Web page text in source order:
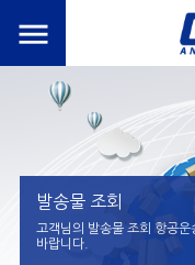
발송물 조회
고객님의 발송물 조회 항공운
바랍니다.